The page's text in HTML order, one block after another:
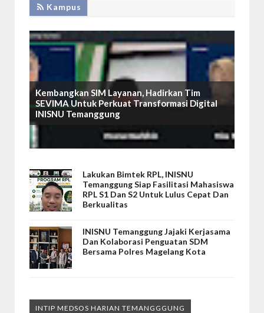
Kampus
Kembangkan SIM Layanan, Hadirkan Tim
SEVIMA Untuk Perkuat Transformasi Digital
INISNU Temanggung
Lakukan Bimtek RPL, INISNU
Temanggung Siap Fasilitasi Mahasiswa
RPL S1 Dan S2 Untuk Lulus Cepat Dan
Berkualitas
INISNU Temanggung Jajaki Kerjasama
Dan Kolaborasi Penguatan SDM
Bersama Polres Magelang Kota
INTIP MEDSOS HARIAN TEMANGGGUNG